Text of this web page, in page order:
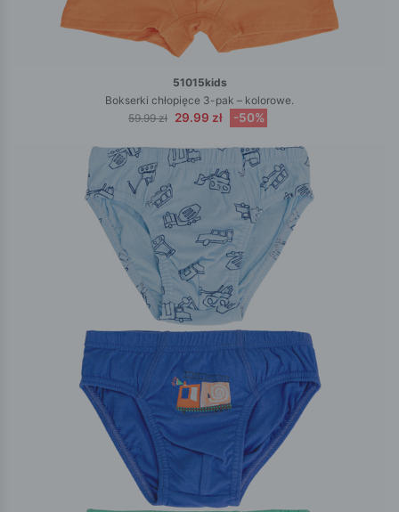
51015kids
Bokserki chłopięce 3-pak – kolorowe.
59.99 zł 29.99 zł -50%